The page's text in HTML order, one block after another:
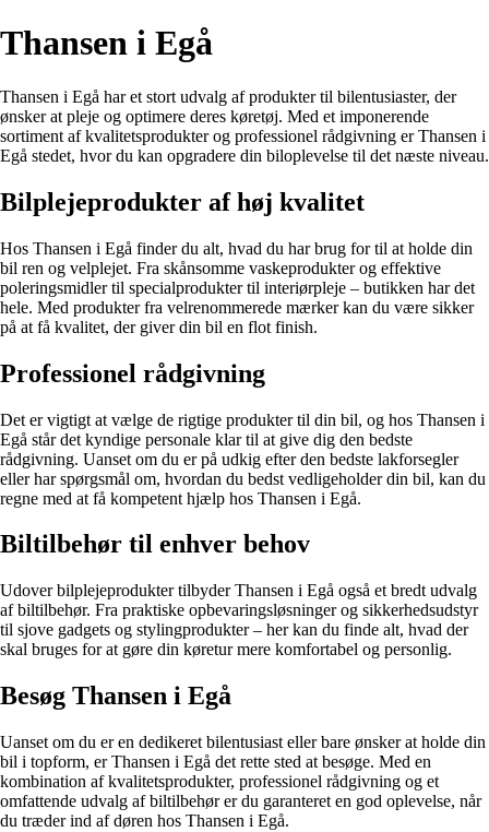
Thansen i Egå
Thansen i Egå har et stort udvalg af produkter til bilentusiaster, der
ønsker at pleje og optimere deres køretøj. Med et imponerende
sortiment af kvalitetsprodukter og professionel rådgivning er Thansen i
Egå stedet, hvor du kan opgradere din biloplevelse til det næste niveau.
Bilplejeprodukter af høj kvalitet
Hos Thansen i Egå finder du alt, hvad du har brug for til at holde din
bil ren og velplejet. Fra skånsomme vaskeprodukter og effektive
poleringsmidler til specialprodukter til interiørpleje – butikken har det
hele. Med produkter fra velrenommerede mærker kan du være sikker
på at få kvalitet, der giver din bil en flot finish.
Professionel rådgivning
Det er vigtigt at vælge de rigtige produkter til din bil, og hos Thansen i
Egå står det kyndige personale klar til at give dig den bedste
rådgivning. Uanset om du er på udkig efter den bedste lakforsegler
eller har spørgsmål om, hvordan du bedst vedligeholder din bil, kan du
regne med at få kompetent hjælp hos Thansen i Egå.
Biltilbehør til enhver behov
Udover bilplejeprodukter tilbyder Thansen i Egå også et bredt udvalg
af biltilbehør. Fra praktiske opbevaringsløsninger og sikkerhedsudstyr
til sjove gadgets og stylingprodukter – her kan du finde alt, hvad der
skal bruges for at gøre din køretur mere komfortabel og personlig.
Besøg Thansen i Egå
Uanset om du er en dedikeret bilentusiast eller bare ønsker at holde din
bil i topform, er Thansen i Egå det rette sted at besøge. Med en
kombination af kvalitetsprodukter, professionel rådgivning og et
omfattende udvalg af biltilbehør er du garanteret en god oplevelse, når
du træder ind af døren hos Thansen i Egå.